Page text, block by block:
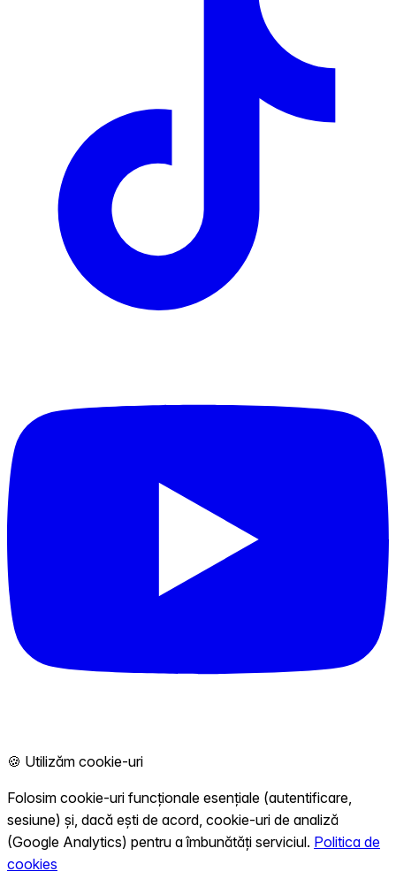
🍪 Utilizăm cookie-uri
Folosim cookie-uri funcționale esențiale (autentificare,
sesiune) și, dacă ești de acord, cookie-uri de analiză
(Google Analytics) pentru a îmbunătăți serviciul. Politica de
cookies